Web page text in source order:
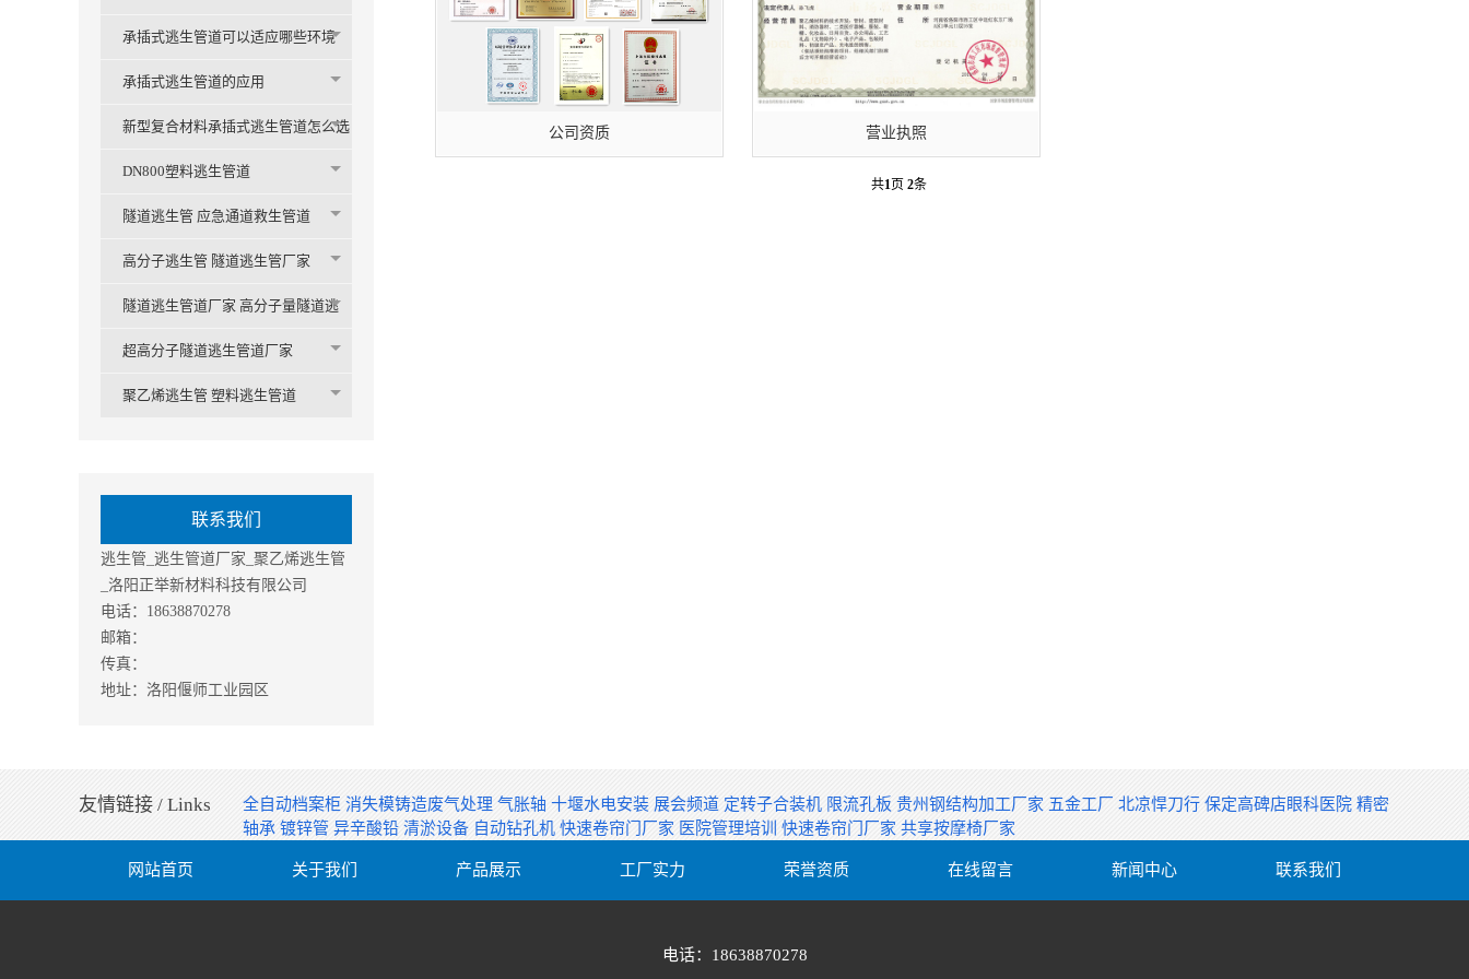
承插式逃生管道可以适应哪些环境
承插式逃生管道的应用
新型复合材料承插式逃生管道怎么选
DN800塑料逃生管道
隧道逃生管 应急通道救生管道
高分子逃生管 隧道逃生管厂家
隧道逃生管道厂家 高分子量隧道逃
生管超高分子隧道逃生管道厂家
聚乙烯逃生管 塑料逃生管道
联系我们
逃生管_逃生管道厂家_聚乙烯逃生管
_洛阳正举新材料科技有限公司
电话：18638870278
邮箱：
传真：
地址：洛阳偃师工业园区
公司资质 营业执照
共1页 2条
友情链接 / Links 全自动档案柜 消失模铸造废气处理 气胀轴 十堰水电安装 展会频道 定转子合装机 限流孔板 贵州钢结构加工厂家 五金工厂 北凉悍刀行 保定高碑店眼科医院 精密
轴承 镀锌管 异辛酸铅 清淤设备 自动钻孔机 快速卷帘门厂家 医院管理培训 快速卷帘门厂家 共享按摩椅厂家
网站首页 关于我们 产品展示 工厂实力 荣誉资质 在线留言 新闻中心 联系我们
电话：18638870278